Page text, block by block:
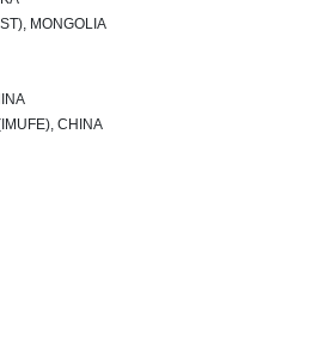
MONGOLIA
CHINA